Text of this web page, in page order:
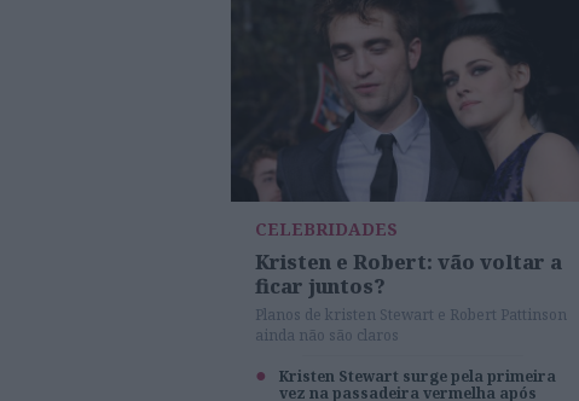
CELEBRIDADES
Kristen e Robert: vão voltar a
ficar juntos?
Planos de kristen Stewart e Robert Pattinson
ainda não são claros
Kristen Stewart surge pela primeira
vez na passadeira vermelha após